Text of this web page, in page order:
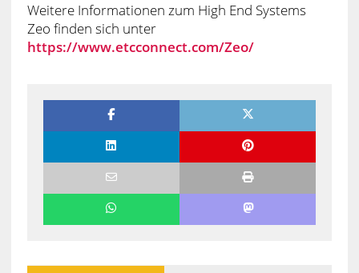
Weitere Informationen zum High End Systems
Zeo finden sich unter
https://www.etcconnect.com/Zeo/